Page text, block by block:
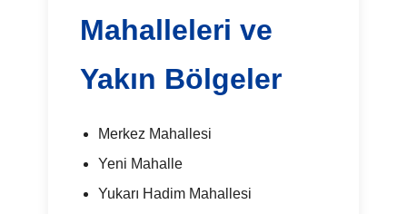
Mahalleleri ve
Yakın Bölgeler
Merkez Mahallesi
Yeni Mahalle
Yukarı Hadim Mahallesi